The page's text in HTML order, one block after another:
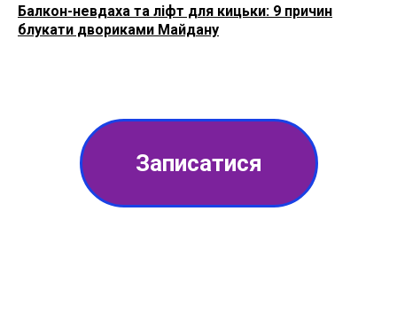
Балкон-невдаха та ліфт для кицьки: 9 причин
блукати двориками Майдану
Записатися